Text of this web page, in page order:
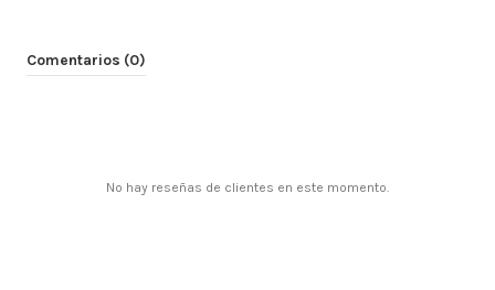
Comentarios (0)
No hay reseñas de clientes en este momento.